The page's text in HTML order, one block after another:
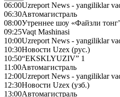
06:00Uzreport News - yangiliklar
06:30Автомагистраль
08:00Утреннее шоу «Файзли
09:25Vaqt Mashinasi
10:00Uzreport News - yangiliklar
10:30Новости Uzex (рус.)
10:50“EKSKLYUZIV” 1
11:00Автомагистраль
12:00Uzreport News - yangiliklar
12:30Новости Uzex (узб.)
13:00Автомагистраль